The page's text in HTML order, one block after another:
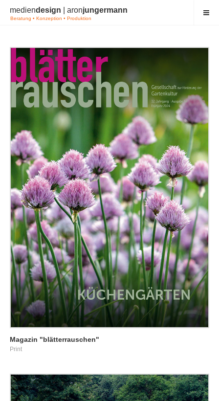
mediendesign | aronjungermann
Beratung • Konzeption • Produktion
Magazin "blätterrauschen"
Print